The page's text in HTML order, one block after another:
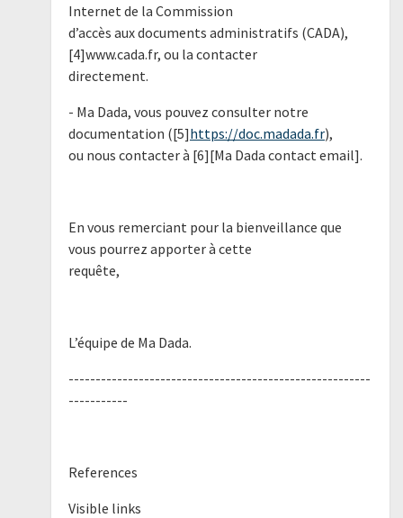
Internet de la Commission
d’accès aux documents administratifs (CADA),
[4]www.cada.fr, ou la contacter
directement.
- Ma Dada, vous pouvez consulter notre
documentation ([5]https://doc.madada.fr),
ou nous contacter à [6][Ma Dada contact email].
En vous remerciant pour la bienveillance que
vous pourrez apporter à cette
requête,
L’équipe de Ma Dada.
--------------------------------------------------------
-----------
References
Visible links